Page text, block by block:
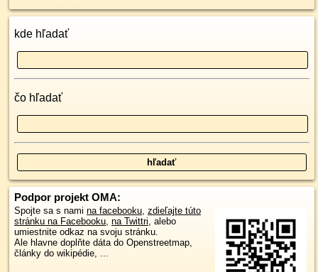
kde hľadať
čo hľadať
Podpor projekt OMA:
Spojte sa s nami na facebooku, zdieľajte túto
stránku na Facebooku, na Twittri, alebo
umiestnite odkaz na svoju stránku.
Ale hlavne doplňte dáta do Openstreetmap,
články do wikipédie, ...